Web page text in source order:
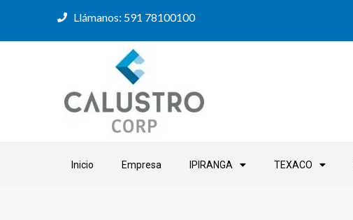
Llámanos: 591 78100100
Inicio Empresa IPIRANGA TEXACO